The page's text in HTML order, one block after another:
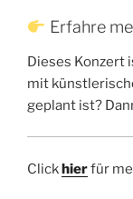
Erfahre
Dieses Konzert
mit
geplant ist?
Clickhierfür